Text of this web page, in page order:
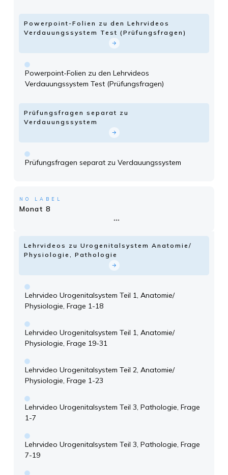
Powerpoint-Folien zu den Lehrvideos
Verdauungssystem Test (Prüfungsfragen)
Powerpoint-Folien zu den Lehrvideos
Verdauungssystem Test (Prüfungsfragen)
Prüfungsfragen separat zu
Verdauungssystem
Prüfungsfragen separat zu Verdauungssystem
NO LABEL
Monat 8
Lehrvideos zu Urogenitalsystem Anatomie/
Physiologie, Pathologie
Lehrvideo Urogenitalsystem Teil 1, Anatomie/
Physiologie, Frage 1-18
Lehrvideo Urogenitalsystem Teil 1, Anatomie/
Physiologie, Frage 19-31
Lehrvideo Urogenitalsystem Teil 2, Anatomie/
Physiologie, Frage 1-23
Lehrvideo Urogenitalsystem Teil 3, Pathologie, Frage
1-7
Lehrvideo Urogenitalsystem Teil 3, Pathologie, Frage
7-19